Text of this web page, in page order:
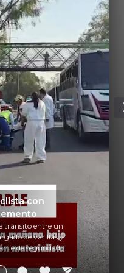
con
tránsito entre un
de varillas y
de seguridad
motociclistas.